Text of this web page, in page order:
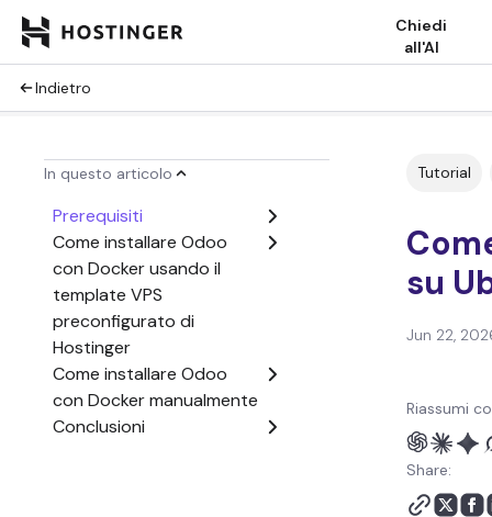
Chiedi
all'AI
Indietro
In questo articolo
Prerequisiti
Come installare Odoo
con Docker usando il
template VPS
preconfigurato di
Hostinger
Come installare Odoo
con Docker manualmente
Conclusioni
Tutorial
su
Jun 22,
Riassumi
Share: